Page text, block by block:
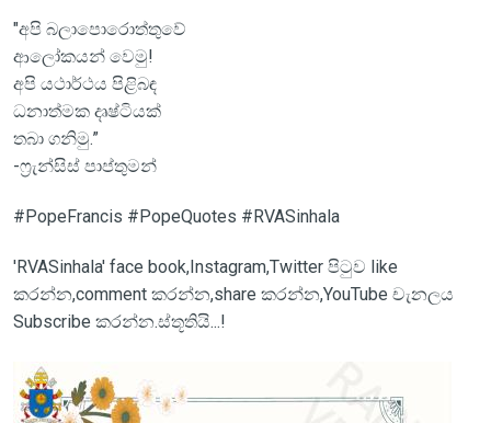
"අපි බලාපොරොත්තුවේ
ආලෝකයන් වෙමු!
අපි යථාර්ථය පිළිබඳ
ධනාත්මක දෘෂ්ටියක්
තබා ගනිමු.”
-ෆ්‍රැන්සිස් පාප්තුමන්
#PopeFrancis #PopeQuotes #RVASinhala
'RVASinhala' face book,Instagram,Twitter පිටුව like
කරන්න,comment කරන්න,share කරන්න,YouTube චැනලය
Subscribe කරන්න.ස්තූතියි...!